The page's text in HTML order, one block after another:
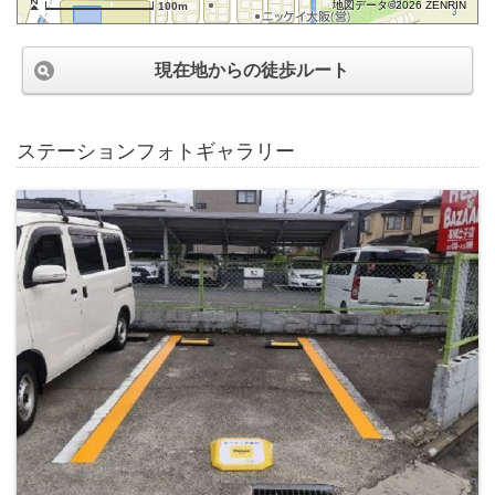
100m 地図データ©2026 ZENRIN
現在地からの徒歩ルート
ステーションフォトギャラリー